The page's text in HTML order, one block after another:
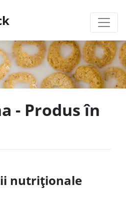
- Produs în
nutriționale